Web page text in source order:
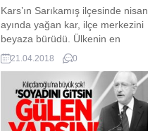
Kars’ın Sarıkamış ilçesinde nisan
ayında yağan kar, ilçe merkezini
beyaza bürüdü. Ülkenin en
yüksek rakımlı yerleşim
yerlerinden olan ve hava
sıcaklığının sıfırın altında 1
dereceye düştüğü Sarıkamış
ilçesinde, öğle saatlerinde etkili
olan yağmur akşam saatlerinde
21.04.2018 0